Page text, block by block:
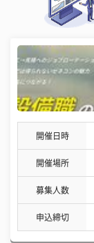
開催日時
開催場所
募集人数
申込締切